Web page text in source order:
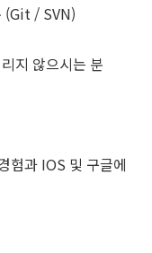
(Git / SVN)
지 않으시는 분
험과 IOS 및 구글에